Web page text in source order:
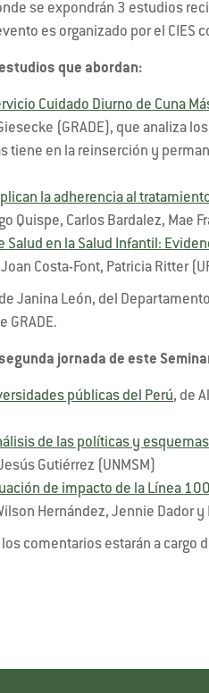
se expondrán 3 estudios
es organizado por el CIES
que abordan:
Cuidado Diurno de Cuna
(GRADE), que analiza
tiene en la reinserción y
la adherencia al
Quispe, Carlos Bardalez, Mae
Salud en la Salud Infantil:
Costa-Font, Patricia Ritter
Janina León, del
GRADE.
jornada de este
públicas del Perú, de
de las políticas y
Gutiérrez (UNMSM)
de impacto de la Línea
Hernández, Jennie Dador y
comentarios estarán a cargo